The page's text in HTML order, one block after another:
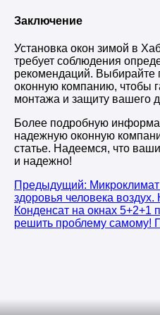
Заключение
Установка окон зимой в
требует соблюдения
рекомендаций.
оконную компанию, чтобы
монтажа и защиту вашего
Более подробную
надежную оконную
статье. Надеемся, что
и надежно!
Предыдущий:
здоровья человека воздух.
Конденсат на окнах 5+2+1
решить проблему самому!